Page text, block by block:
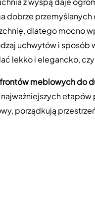
dobrze przemyślanych
dlatego mocno
uchwytów i
lekko i elegancko,
frontów meblowych do
porządkują